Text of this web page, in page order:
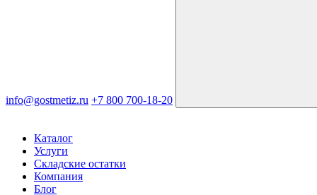
info@gostmetiz.ru +7 800 700-18-20
Каталог
Услуги
Складские остатки
Компания
Блог